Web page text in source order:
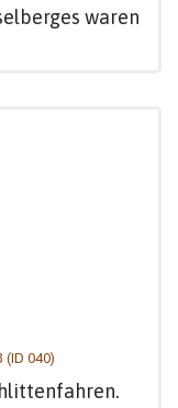
waren
(ID 040)